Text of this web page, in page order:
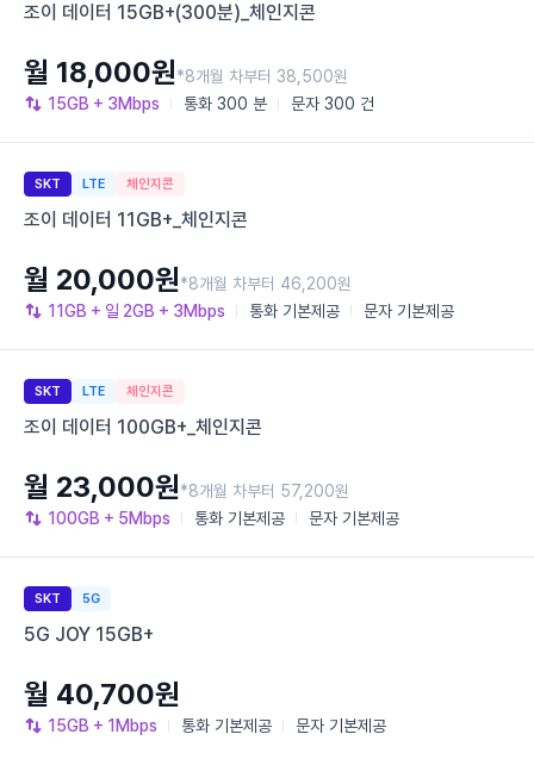
조이 데이터 15GB+(300분)_체인지콘
15GB + 3Mbps 통화 300 분 문자 300 건
월 18,000원*8개월 차부터 38,500원
SKT LTE 체인지콘
조이 데이터 11GB+_체인지콘
11GB + 일 2GB + 3Mbps 통화 기본제공 문자 기본제공
월 20,000원*8개월 차부터 46,200원
SKT LTE 체인지콘
조이 데이터 100GB+_체인지콘
100GB + 5Mbps 통화 기본제공 문자 기본제공
월 23,000원*8개월 차부터 57,200원
SKT 5G
5G JOY 15GB+
15GB + 1Mbps 통화 기본제공 문자 기본제공
월 40,700원